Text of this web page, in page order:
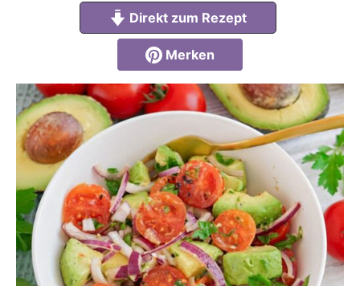
Direkt zum Rezept
Merken